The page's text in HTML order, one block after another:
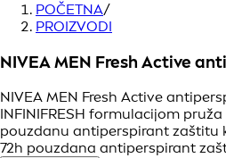
POČETNA/
PROIZVODI
NIVEA MEN Fresh Active
NIVEA MEN Fresh Active
INFINIFRESH formulacijom
pouzdanu antiperspirant zaštitu
72h pouzdana antiperspirant